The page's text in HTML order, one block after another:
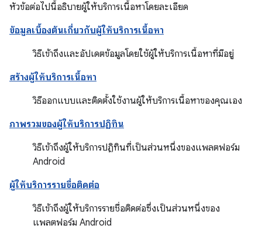
หัวข้อต่อไปนี้อธิบายผู้ให้บริการเนื้อหาโดยละเอียด
ข้อมูลเบื้องต้นเกี่ยวกับผู้ให้บริการเนื้อหา
วิธีเข้าถึงและอัปเดตข้อมูลโดยใช้ผู้ให้บริการเนื้อหาที่มีอยู่
สร้างผู้ให้บริการเนื้อหา
วิธีออกแบบและติดตั้งใช้งานผู้ให้บริการเนื้อหาของคุณเอง
ภาพรวมของผู้ให้บริการปฏิทิน
วิธีเข้าถึงผู้ให้บริการปฏิทินที่เป็นส่วนหนึ่งของแพลตฟอร์ม
Android
ผู้ให้บริการรายชื่อติดต่อ
วิธีเข้าถึงผู้ให้บริการรายชื่อติดต่อซึ่งเป็นส่วนหนึ่งของ
แพลตฟอร์ม Android